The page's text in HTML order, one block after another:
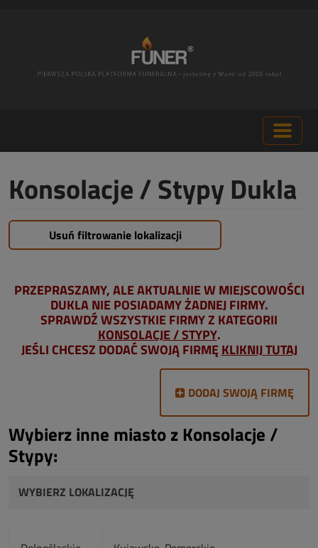
Konsolacje / Stypy Dukla
Usuń filtrowanie lokalizacji
PRZEPRASZAMY, ALE AKTUALNIE W MIEJSCOWOŚCI
DUKLA NIE POSIADAMY ŻADNEJ FIRMY.
SPRAWDŹ WSZYSTKIE FIRMY Z KATEGORII
KONSOLACJE / STYPY.
JEŚLI CHCESZ DODAĆ SWOJĄ FIRMĘKLIKNIJ TUTAJ
DODAJ SWOJĄ FIRMĘ
Wybierz inne miasto z Konsolacje /
Stypy:
WYBIERZ LOKALIZACJĘ